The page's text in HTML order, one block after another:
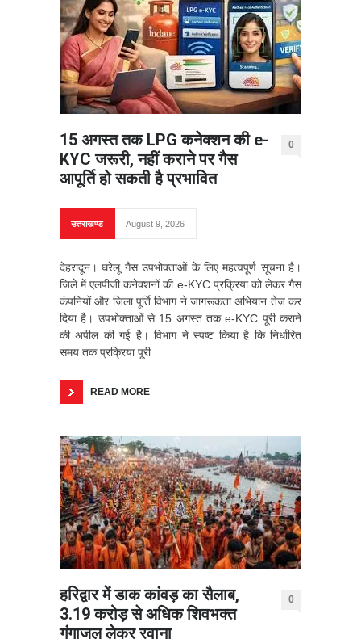
15 अगस्त तक LPG कनेक्शन की e-
KYC जरूरी, नहीं कराने पर गैस
आपूर्ति हो सकती है प्रभावित
0
उत्तराखण्ड August 9, 2026
देहरादून। घरेलू गैस उपभोक्ताओं के लिए महत्वपूर्ण सूचना है।
जिले में एलपीजी कनेक्शनों की e-KYC प्रक्रिया को लेकर गैस
कंपनियों और जिला पूर्ति विभाग ने जागरूकता अभियान तेज कर
दिया है। उपभोक्ताओं से 15 अगस्त तक e-KYC पूरी कराने
की अपील की गई है। विभाग ने स्पष्ट किया है कि निर्धारित
समय तक प्रक्रिया पूरी
READ MORE
हरिद्वार में डाक कांवड़ का सैलाब,
3.19 करोड़ से अधिक शिवभक्त
गंगाजल लेकर रवाना
0